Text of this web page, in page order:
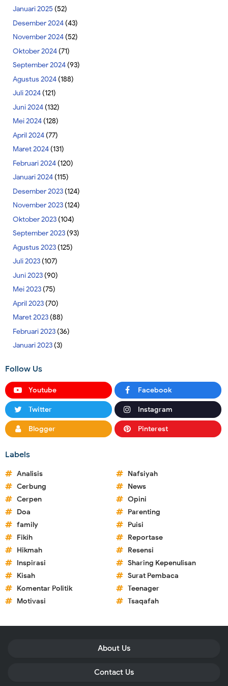
Januari 2025 (52)
Desember 2024(43)
November 2024(52)
Oktober 2024(71)
September 2024(93)
Agustus 2024(188)
Juli 2024(121)
Juni 2024(132)
Mei 2024(128)
April 2024(77)
Maret 2024(131)
Februari 2024(120)
Januari 2024(115)
Desember 2023(124)
November 2023(124)
Oktober 2023(104)
September 2023(93)
Agustus 2023(125)
Juli 2023(107)
Juni 2023(90)
Mei 2023(75)
April 2023(70)
Maret 2023(88)
Februari 2023(36)
Januari 2023(3)
Follow Us
Youtube Facebook
Twitter Instagram
Blogger Pinterest
Labels
Analisis
Cerbung
Cerpen
Doa
family
Fikih
Hikmah
Inspirasi
Kisah
Komentar Politik
Motivasi
Nafsiyah
News
Opini
Parenting
Puisi
Reportase
Resensi
Sharing Kepenulisan
Surat Pembaca
Teenager
Tsaqafah
About Us
Contact Us